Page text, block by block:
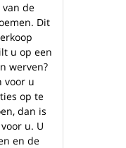
de
Dit
u op een
werven?
voor u
op te
dan is
u. U
en de